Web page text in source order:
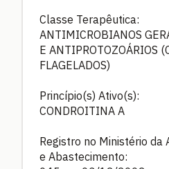
Classe Terapêutica:
ANTIMICROBIANOS
E ANTIPROTOZOÁRIOS
FLAGELADOS)
Princípio(s) Ativo(s):
CONDROITINA A
Registro no Ministério da
e Abastecimento: